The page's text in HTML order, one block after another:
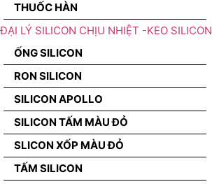
THUỐC HÀN
ĐẠI LÝ SILICON CHỊU NHIỆT -KEO SILICON
ỐNG SILICON
RON SILICON
SILICON APOLLO
SILICON TẤM MÀU ĐỎ
SLICON XỐP MÀU ĐỎ
TẤM SILICON